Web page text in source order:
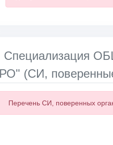
Специализация
(СИ,
Перечень СИ, поверенных